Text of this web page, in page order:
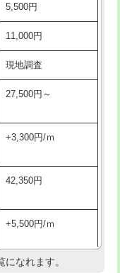
13,200円+材料費
16,500円+材料費
22,000円+材料費
11,000円+材料費
13,200円
16,500円
22,000円
5,500円
11,000円
現地調査
27,500円～
+3,300円/ｍ
42,350円
+5,500円/ｍ
現地調査
なれます。